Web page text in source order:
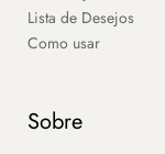
Lista de Desejos
Como usar
Sobre